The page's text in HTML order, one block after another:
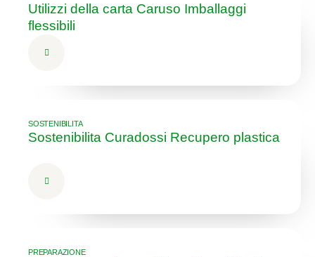
Utilizzi della carta Caruso Imballaggi
flessibili
SOSTENIBILITA
Sostenibilita Curadossi Recupero plastica
PREPARAZIONE